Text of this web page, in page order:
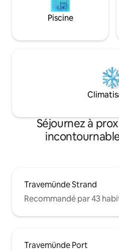
Piscine
Séjournez à
Travemünde Strand
Recommandé par 43
Travemünde Port